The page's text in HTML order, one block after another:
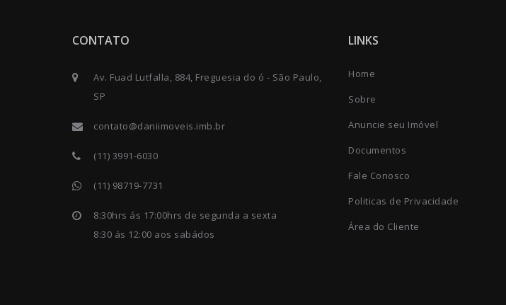
CONTATO
Av. Fuad Lutfalla, 884, Freguesia do ó - São Paulo,
SP
contato@daniimoveis.imb.br
(11) 3991-6030
(11) 98719-7731
8:30hrs ás 17:00hrs de segunda a sexta
8:30 ás 12:00 aos sabádos
LINKS
Home
Sobre
Anuncie seu Imóvel
Documentos
Fale Conosco
Politicas de Privacidade
Área do Cliente